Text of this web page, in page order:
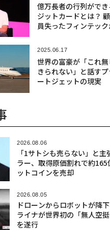
億万長者の行列がで
ジットカードとは？
員失ったフィンテッ
2025.06.17
世界の富豪が「これ
きられない」と話す
ートジェットの現実
2026.08.06
「1サトシも売らない」と主
ラー、取得原価割れで約165
ットコインを売却
2026.08.05
ドローンからロボットが降
ライナが世界初の「無人空挺
を遂行